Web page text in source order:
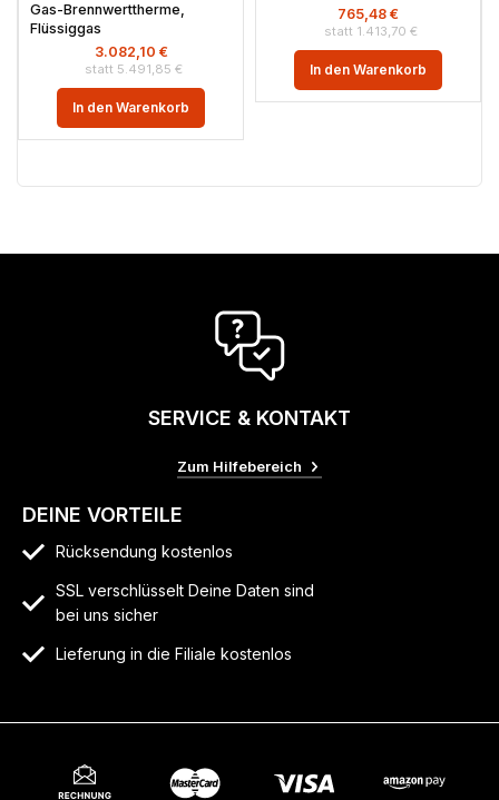
Gas-Brennwerttherme,
Flüssiggas
5.491,85 €
3.082,10 €
In den Warenkorb
1.413,70 €
765,48 €
In den Warenkorb
SERVICE & KONTAKT
Zum Hilfebereich
DEINE VORTEILE
Rücksendung kostenlos
SSL verschlüsselt Deine Daten sind
bei uns sicher
Lieferung in die Filiale kostenlos